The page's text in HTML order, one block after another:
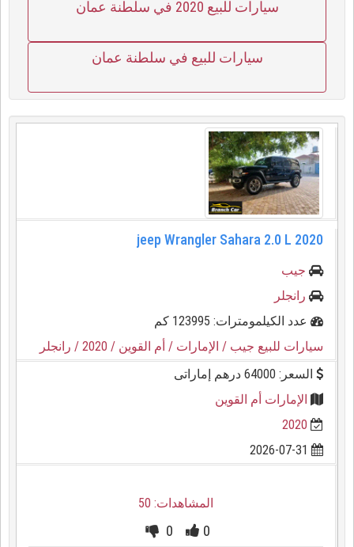
سيارات للبيع 2020 في سلطنة عمان
سيارات للبيع في سلطنة عمان
2020 jeep Wrangler Sahara 2.0 L
جيب
رانجلر
عدد الكيلمومترات: 123995 كم
سيارات للبيع جيب / الإمارات / أم القوين / 2020
/ رانجلر
السعر: 64000 درهم إماراتى
الإمارات أم القوين
2020
المشاهدات: 50
0
0